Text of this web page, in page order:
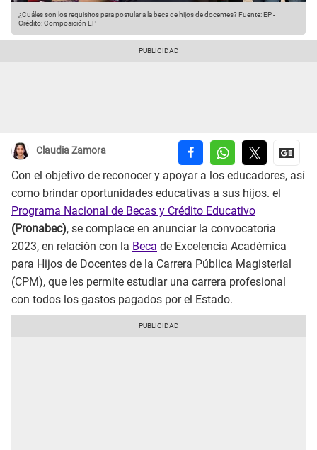
¿Cuáles son los requisitos para postular a la beca de hijos de docentes?Fuente: EP-
Crédito: Composición EP
Claudia Zamora
Con el objetivo de reconocer y apoyar a los educadores, así
como brindar oportunidades educativas a sus hijos. el
Programa Nacional de Becas y Crédito Educativo
(Pronabec), se complace en anunciar la convocatoria
2023, en relación con la Beca de Excelencia Académica
para Hijos de Docentes de la Carrera Pública Magisterial
(CPM), que les permite estudiar una carrera profesional
con todos los gastos pagados por el Estado.